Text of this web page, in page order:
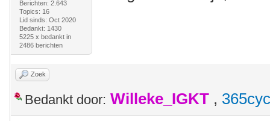
Berichten: 2.643
Topics: 16
Lid sinds: Oct 2020
Bedankt: 1430
5225 x bedankt in
2486 berichten
Zoek
Bedankt door: Willeke_IGKT ,